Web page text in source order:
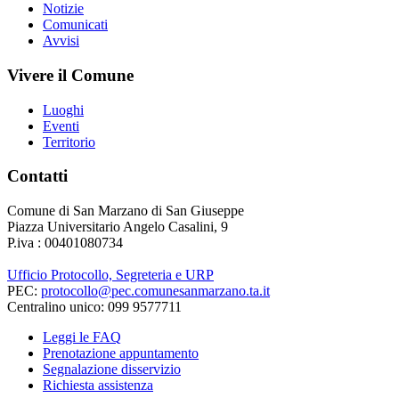
Notizie
Comunicati
Avvisi
Vivere il Comune
Luoghi
Eventi
Territorio
Contatti
Comune di San Marzano di San Giuseppe
Piazza Universitario Angelo Casalini, 9
P.iva : 00401080734
Ufficio Protocollo, Segreteria e URP
PEC: protocollo@pec.comunesanmarzano.ta.it
Centralino unico: 099 9577711
Leggi le FAQ
Prenotazione appuntamento
Segnalazione disservizio
Richiesta assistenza